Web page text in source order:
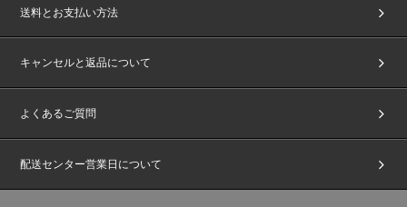
①「WARAiNA」イベント応募用CD予約対象ショップにて、対象商品を予
のマイページにて、応募用シリアルナンバーと応募サイトURLが表示され
了！
を完了してください。
④応募の当落は、応募サイトに登録したメールアドレス宛てにお送りいたし
※CDを予約したサイトからの連絡はいたしません。
送料とお支払い方法
キャンセルと返品について
よくあるご質問
配送センター営業日について